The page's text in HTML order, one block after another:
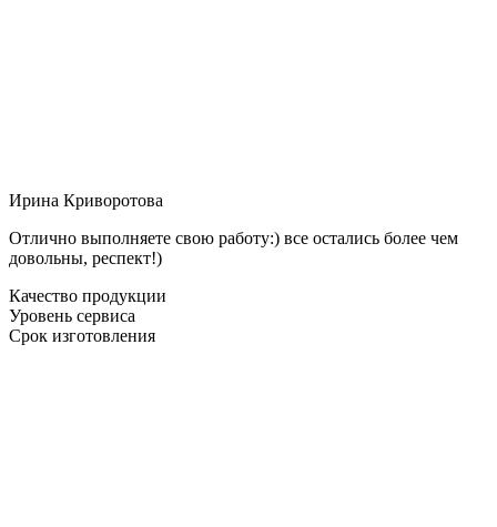
Ирина Криворотова
Отлично выполняете свою работу:) все остались более чем
довольны, респект!)
Качество продукции
Уровень сервиса
Срок изготовления